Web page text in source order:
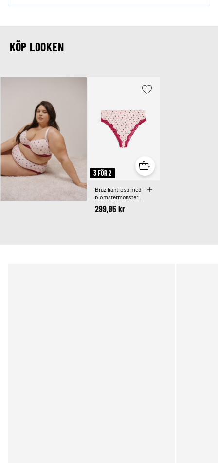
KÖP LOOKEN
3 FÖR 2
Braziliantrosa med
blomstermönster
och spets
299,95 kr